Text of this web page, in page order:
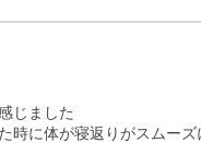
じました
時に体が寝返りがスムーズ